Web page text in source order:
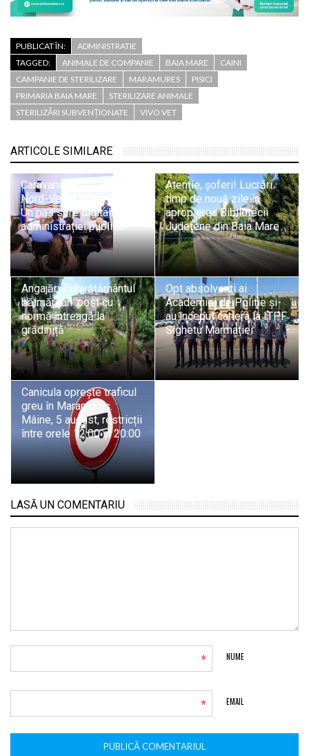
PUBLICAT ÎN:
ADMINISTRATIE
TAGGED:
ANIMALE DE COMPANIE BAIA MARE
CAINI
CAMPANIE DE STERILIZARE
MARAMURES
PISICI
PRIMARIA BAIA MARE
STERILIZARE ANIMALE
STERILIZĂRI SUBVENȚIONATE
VIVO VET
ARTICOLE SIMILARE
Caravana Cloud Regional
Nord-Vest în Baia Mare:
Un pas spre digitalizarea
administrației publice
Atenție, șoferi! Lucrări
timp de nouă zile în
apropierea Bibliotecii
Județene din Baia Mare
Angajări în învățământul
băimărean: post cu
normă întreagă la
grădiniță
Opt absolvenți ai
Academiei de Poliție și-
au început cariera la ITPF
Sighetu Marmației
Canicula oprește traficul
greu în Maramureș.
Mâine, 5 august, restricții
între orele 12:00 și 20:00
LASĂ UN COMENTARIU
NUME
*
EMAIL
*